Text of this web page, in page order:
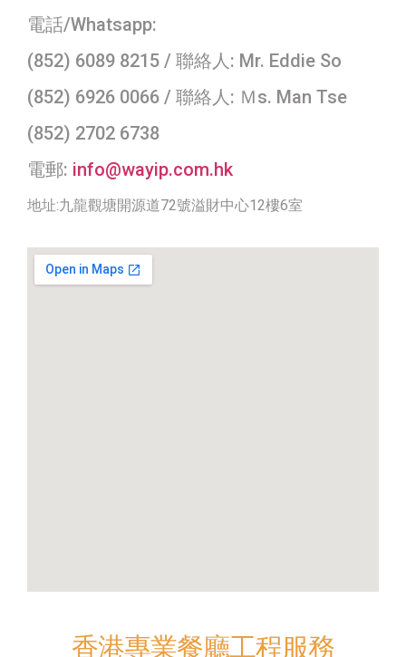
電話/Whatsapp:
(852) 6089 8215 / 聯絡人: Mr. Eddie So
(852) 6926 0066 / 聯絡人: Ｍs. Man Tse
(852) 2702 6738
電郵: info@wayip.com.hk
地址:九龍觀塘開源道72號溢財中心12樓6室
香港專業餐廳工程服務